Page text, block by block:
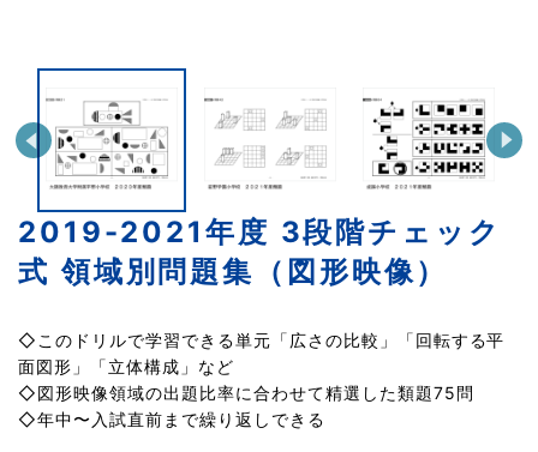
2019-2021年度 3段階チェック
式 領域別問題集（図形映像）
◇このドリルで学習できる単元「広さの比較」「回転する平
面図形」「立体構成」など
◇図形映像領域の出題比率に合わせて精選した類題75問
◇年中〜入試直前まで繰り返しできる